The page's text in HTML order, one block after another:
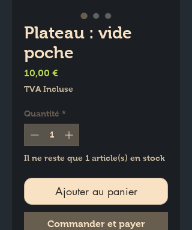
Plateau : vide
poche
10,00 €
TVA Incluse
Quantité *
Il ne reste que 1 article(s) en stock
Ajouter au panier
Commander et payer